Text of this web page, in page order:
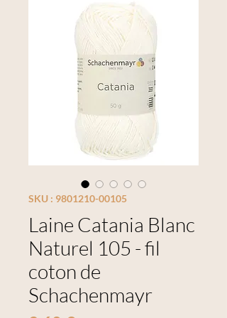
SKU : 9801210-00105
Laine Catania Blanc
Naturel 105 - fil
coton de
Schachenmayr